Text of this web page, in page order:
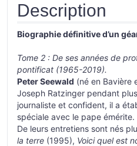
Description
Biographie définitive d’un
Tome 2 : De ses années de
pontificat (1965-2019).
Peter Seewald (né en Bavière
Joseph Ratzinger pendant
journaliste et confident, il a
spéciale avec le pape émérite.
De leurs entretiens sont nés
la terre (1995), Voici quel est